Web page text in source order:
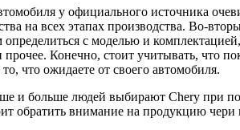
у официального источника
на всех этапах производства. Во-
определиться с моделью и
Конечно, стоит учитывать, что
что ожидаете от своего автомобиля.
и больше людей выбирают Chery при
обратить внимание на продукцию